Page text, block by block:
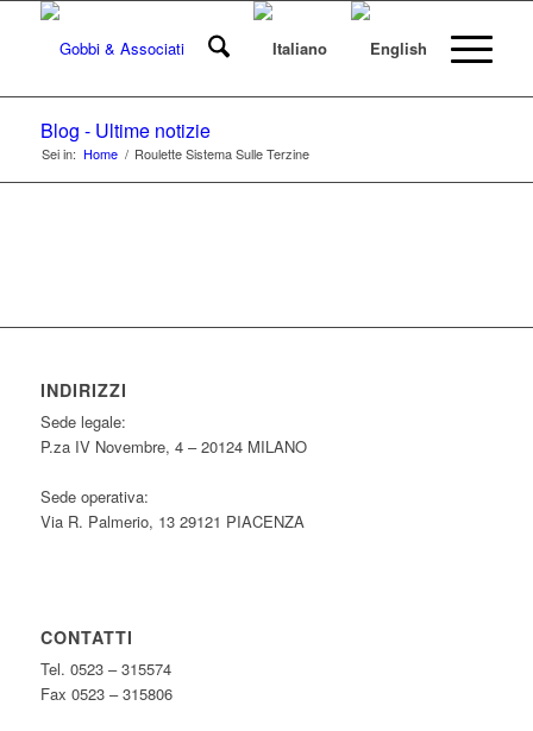
Blog - Ultime notizie
Sei in: Home / Roulette Sistema Sulle Terzine
INDIRIZZI
Sede legale:
P.za IV Novembre, 4 – 20124 MILANO
Sede operativa:
Via R. Palmerio, 13 29121 PIACENZA
CONTATTI
Tel. 0523 – 315574
Fax 0523 – 315806